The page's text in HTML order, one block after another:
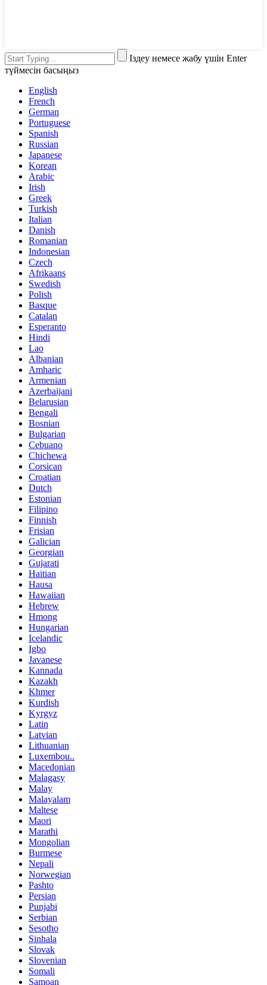
Іздеу немесе жабу үшін Enter
түймесін басыңыз
English
French
German
Portuguese
Spanish
Russian
Japanese
Korean
Arabic
Irish
Greek
Turkish
Italian
Danish
Romanian
Indonesian
Czech
Afrikaans
Swedish
Polish
Basque
Catalan
Esperanto
Hindi
Lao
Albanian
Amharic
Armenian
Azerbaijani
Belarusian
Bengali
Bosnian
Bulgarian
Cebuano
Chichewa
Corsican
Croatian
Dutch
Estonian
Filipino
Finnish
Frisian
Galician
Georgian
Gujarati
Haitian
Hausa
Hawaiian
Hebrew
Hmong
Hungarian
Icelandic
Igbo
Javanese
Kannada
Kazakh
Khmer
Kurdish
Kyrgyz
Latin
Latvian
Lithuanian
Luxembou..
Macedonian
Malagasy
Malay
Malayalam
Maltese
Maori
Marathi
Mongolian
Burmese
Nepali
Norwegian
Pashto
Persian
Punjabi
Serbian
Sesotho
Sinhala
Slovak
Slovenian
Somali
Samoan